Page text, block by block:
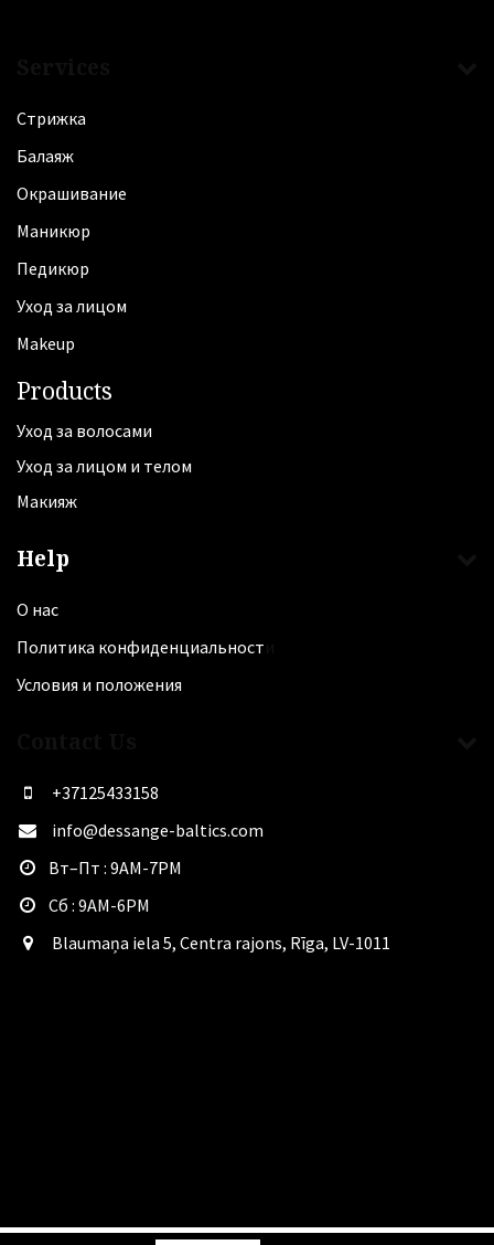
Стрижка
Балаяж
Oкрашивание
Маникюр
Педикюр
Уход за лицом
Makeup
Products
Уход за волосами
Уход за лицом и телом
Макияж
Help
О нас
Политика конфиденциальност
Условия и положения
+37125433158
info@dessange-baltics.com
​Вт–Пт : 9AM-7PM
​Сб : 9AM-6PM
Blaumaņa iela 5, Centra rajons, Rīga, LV-1011